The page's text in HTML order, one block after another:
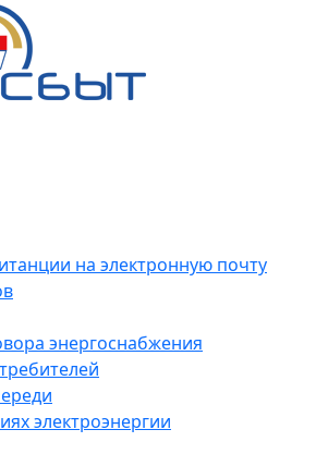
на электронную почту
энергоснабжения
электроэнергии